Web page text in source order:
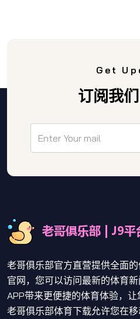
Get
订阅我
老哥俱乐部官方直营提供全面
官网，您可以访问最新的体育
APP带来更便捷的体育体验，让
老哥俱乐部体育下载允许您在